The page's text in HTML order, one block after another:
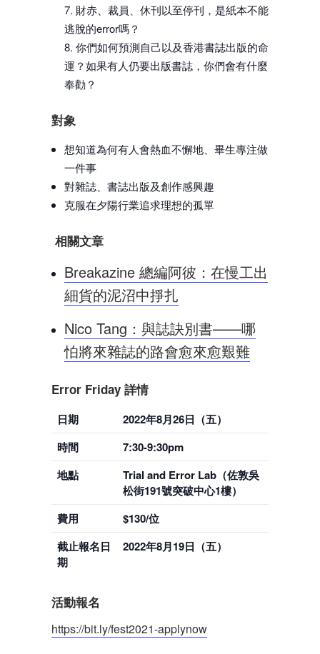
財赤、裁員、休刊以至停刊，是紙本不能
逃脫的error嗎？
你們如何預測自己以及香港書誌出版的命
運？如果有人仍要出版書誌，你們會有什麼
奉勸？
對象
想知道為何有人會熱血不懈地、畢生專注做
一件事
對雜誌、書誌出版及創作感興趣
克服在夕陽行業追求理想的孤單
相關文章
Breakazine 總編阿彼：在慢工出
細貨的泥沼中掙扎
Nico Tang：與誌訣別書——哪
怕將來雜誌的路會愈來愈艱難
Error Friday 詳情
日期
2022年8月26日（五）
時間
7:30-9:30pm
地點
Trial and Error Lab（佐敦吳
松街191號突破中心1樓）
費用
$130/位
截止報名日
期
2022年8月19日（五）
活動報名
https://bit.ly/fest2021-applynow